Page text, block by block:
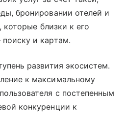
бронировании отелей и
которые близки к его
и картам.
развития экосистем.
к максимальному
с постепенным
конкуренции к